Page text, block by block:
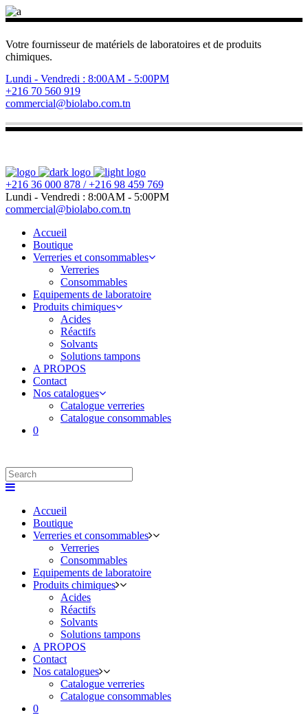
Votre fournisseur de matériels de laboratoires et de produits
chimiques.
Lundi - Vendredi : 8:00AM - 5:00PM
+216 70 560 919
commercial@biolabo.com.tn
+216 36 000 878 / +216 98 459 769
Lundi - Vendredi : 8:00AM - 5:00PM
commercial@biolabo.com.tn
Accueil
Boutique
Verreries et consommables
Verreries
Consommables
Equipements de laboratoire
Produits chimiques
Acides
Réactifs
Solvants
Solutions tampons
A PROPOS
Contact
Nos catalogues
Catalogue verreries
Catalogue consommables
0
Accueil
Boutique
Verreries et consommables
Verreries
Consommables
Equipements de laboratoire
Produits chimiques
Acides
Réactifs
Solvants
Solutions tampons
A PROPOS
Contact
Nos catalogues
Catalogue verreries
Catalogue consommables
0